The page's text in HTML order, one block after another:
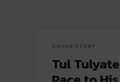
COVER STORY
Tul